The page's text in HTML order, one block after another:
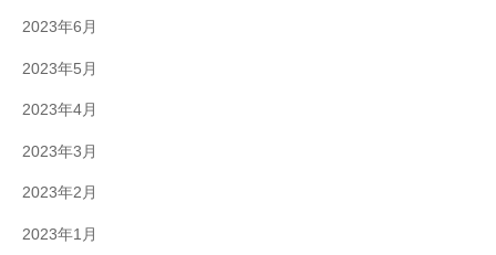
2023年6月
2023年5月
2023年4月
2023年3月
2023年2月
2023年1月